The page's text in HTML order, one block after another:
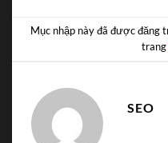
Mục nhập này đã được đăng
trang
SEO